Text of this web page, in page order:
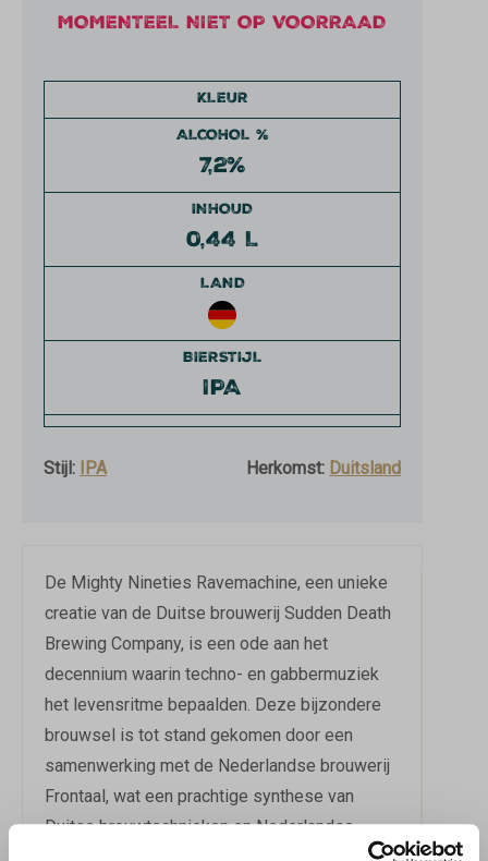
KLEUR
ALCOHOL %
7,2%
INHOUD
0,44 L
LAND
BIERSTIJL
IPA
Stijl: IPA Herkomst: Duitsland
MOMENTEEL NIET OP VOORRAAD
De Mighty Nineties Ravemachine, een unieke
creatie van de Duitse brouwerij Sudden Death
Brewing Company, is een ode aan het
decennium waarin techno- en gabbermuziek
het levensritme bepaalden. Deze bijzondere
brouwsel is tot stand gekomen door een
samenwerking met de Nederlandse brouwerij
Frontaal, wat een prachtige synthese van
Duitse brouwtechnieken en Nederlandse